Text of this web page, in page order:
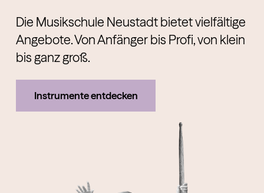
Die Musikschule Neustadt bietet vielfältige
Angebote. Von Anfänger bis Profi, von klein
bis ganz groß.
Instrumente entdecken